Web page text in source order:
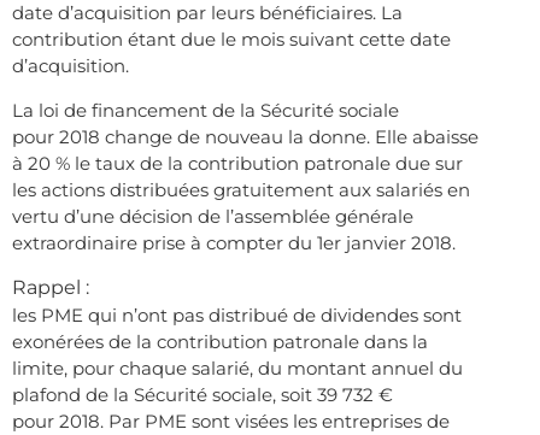
date d’acquisition par leurs bénéficiaires. La
contribution étant due le mois suivant cette date
d’acquisition.
La loi de financement de la Sécurité sociale
pour 2018 change de nouveau la donne. Elle abaisse
à 20 % le taux de la contribution patronale due sur
les actions distribuées gratuitement aux salariés en
vertu d’une décision de l’assemblée générale
extraordinaire prise à compter du 1er janvier 2018.
Rappel :
les PME qui n’ont pas distribué de dividendes sont
exonérées de la contribution patronale dans la
limite, pour chaque salarié, du montant annuel du
plafond de la Sécurité sociale, soit 39 732 €
pour 2018. Par PME sont visées les entreprises de